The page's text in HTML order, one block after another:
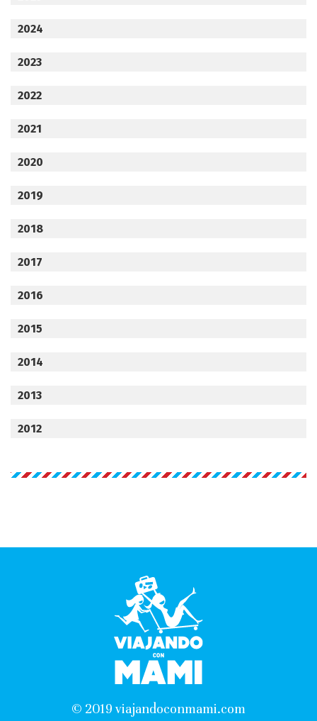
2024
2023
2022
2021
2020
2019
2018
2017
2016
2015
2014
2013
2012
© 2019 viajandoconmami.com